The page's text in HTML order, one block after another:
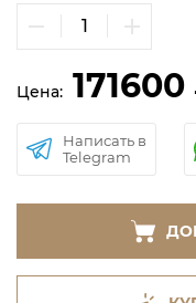
Цена:
Написать в
Telegram